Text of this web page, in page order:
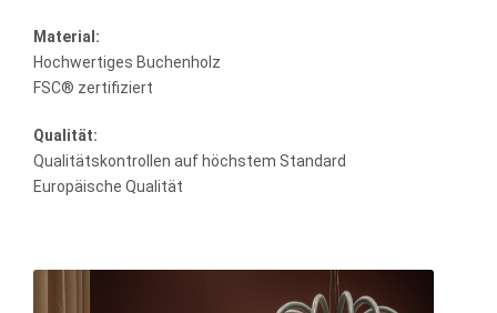
Material:
Hochwertiges Buchenholz
FSC® zertifiziert
Qualität:
Qualitätskontrollen auf höchstem Standard
Europäische Qualität